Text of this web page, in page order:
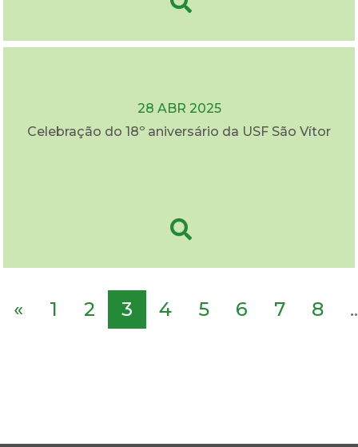
28 ABR 2025
Celebração do 18º aniversário da USF São Vítor
« 1 2 3 4 5 6 7 8